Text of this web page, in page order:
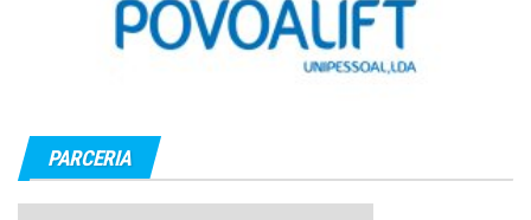
PARCERIA